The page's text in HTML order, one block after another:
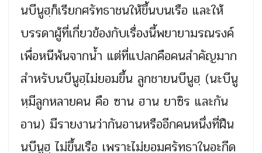
นบีนูฮฺก็เรียกศรัทธาชนให้ขึ้นบนเรือ และให้
บรรดาผู้ที่เกี่ยวข้องกับเรื่องนี้พยายามรณรงค์
เพื่อหนีพ้นจากน้ำ แต่ที่แปลกคือคนสำคัญมาก
สำหรับนบีนูฮฺไม่ยอมขึ้น ลูกชายนบีนูฮฺ (นะบีนู
หฺมีลูกหลายคน คือ ซาน ฮาน ยาซิร และกัน
อาน) มีรายงานว่ากันอานหรืออีกคนหนึ่งที่ฝืน
นบีนูฮฺ ไม่ขึ้นเรือ เพราะไม่ยอมศรัทธาในอะกีด